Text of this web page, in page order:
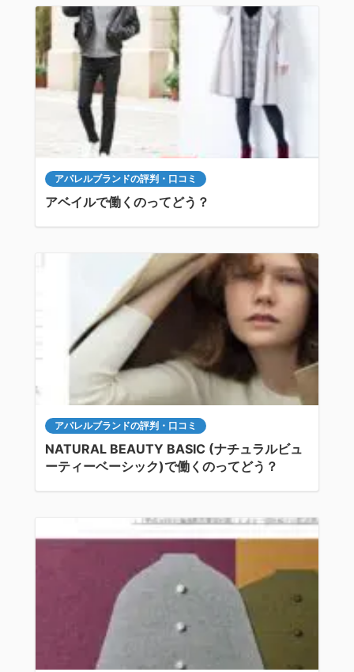
アパレルブランドの評判・口コミ
アベイルで働くのってどう？
アパレルブランドの評判・口コミ
NATURAL BEAUTY BASIC (ナチュラルビュ
ーティーベーシック)で働くのってどう？